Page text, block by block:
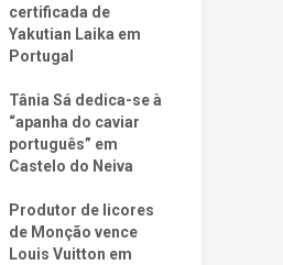
certificada de
Yakutian Laika em
Portugal
Tânia Sá dedica-se à
“apanha do caviar
português” em
Castelo do Neiva
Produtor de licores
de Monção vence
Louis Vuitton em